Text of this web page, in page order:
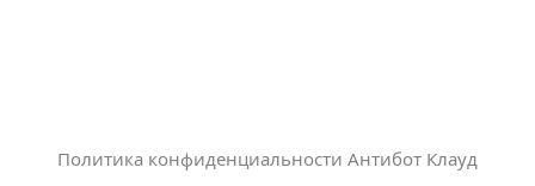
Политика конфиденциальности Антибот Клауд